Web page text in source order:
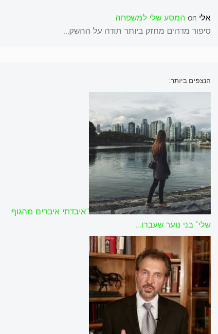
אלי on המסע שלי למשפחה
סיפור מדהים מחזק ביותר תודה על ההשק…
הנצפים ביותר:
"איבדתי איברים מהגוף
שלי" בני נוער שעברו…